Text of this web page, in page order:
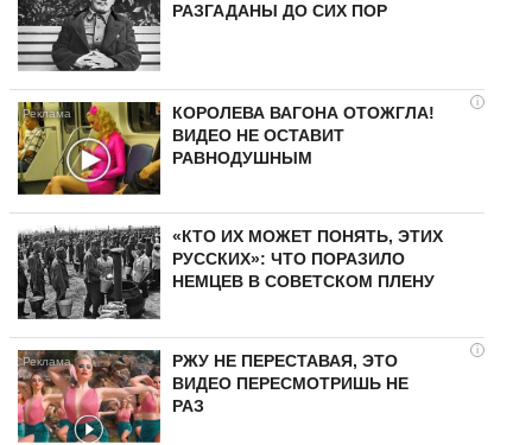
РАЗГАДАНЫ ДО СИХ ПОР
i
КОРОЛЕВА ВАГОНА ОТОЖГЛА!
ВИДЕО НЕ ОСТАВИТ
РАВНОДУШНЫМ
«КТО ИХ МОЖЕТ ПОНЯТЬ, ЭТИХ
РУССКИХ»: ЧТО ПОРАЗИЛО
НЕМЦЕВ В СОВЕТСКОМ ПЛЕНУ
i
РЖУ НЕ ПЕРЕСТАВАЯ, ЭТО
ВИДЕО ПЕРЕСМОТРИШЬ НЕ
РАЗ